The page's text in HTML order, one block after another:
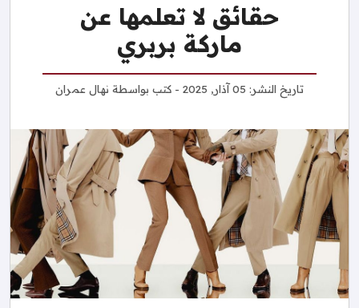
حقائق لا تعلمها عن
ماركة بربري
تاريخ النشر: 05 آذار, 2025 - كتب بواسطة نهال عمران